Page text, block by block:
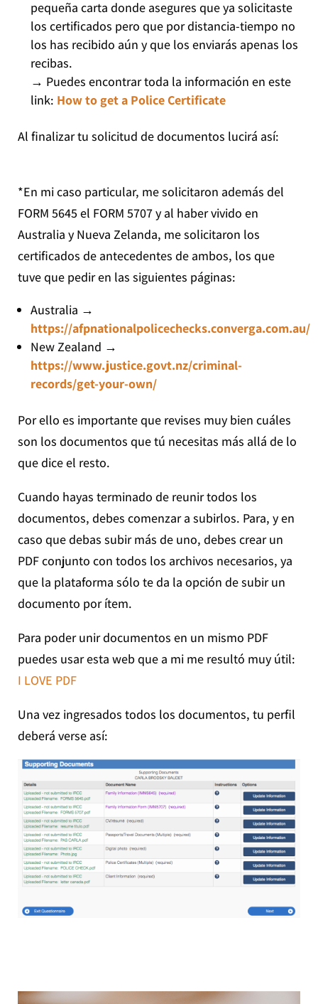
pequeña carta donde asegures que ya solicitaste
los certificados pero que por distancia-tiempo no
los has recibido aún y que los enviarás apenas los
recibas.
→ Puedes encontrar toda la información en este
link: How to get a Police Certificate
Al finalizar tu solicitud de documentos lucirá así:
*En mi caso particular, me solicitaron además del
FORM 5645 el FORM 5707 y al haber vivido en
Australia y Nueva Zelanda, me solicitaron los
certificados de antecedentes de ambos, los que
tuve que pedir en las siguientes páginas:
Australia →
https://afpnationalpolicechecks.converga.com.au/
New Zealand →
https://www.justice.govt.nz/criminal-
records/get-your-own/
Por ello es importante que revises muy bien cuáles
son los documentos que tú necesitas más allá de lo
que dice el resto.
Cuando hayas terminado de reunir todos los
documentos, debes comenzar a subirlos. Para, y en
caso que debas subir más de uno, debes crear un
PDF conjunto con todos los archivos necesarios, ya
que la plataforma sólo te da la opción de subir un
documento por ítem.
Para poder unir documentos en un mismo PDF
puedes usar esta web que a mi me resultó muy útil:
I LOVE PDF
Una vez ingresados todos los documentos, tu perfil
deberá verse así: